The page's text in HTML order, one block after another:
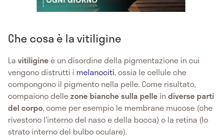
Che cosa è la vitiligine
La vitiligineè un disordine della pigmentazione in cui
vengono distrutti i melanociti, ossia le cellule che
compongono il pigmento nella pelle. Come risultato,
compaiono dellezone bianche sulla pelle indiverse parti
del corpo, come per esempio le membrane mucose (che
rivestono l'interno del naso e della bocca) o la retina (lo
strato interno del bulbo oculare).